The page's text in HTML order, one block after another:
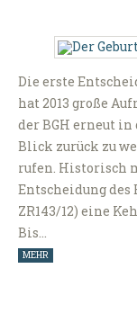
Die erste
hat 2013 große
der BGH erneut
Blick zurück zu
rufen. Historisch
Entscheidung des
ZR143/12) eine
Bis…
MEHR